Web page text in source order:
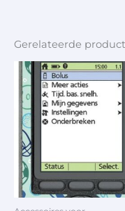
Gerelateerde